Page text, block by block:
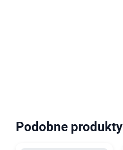
Podobne produkty